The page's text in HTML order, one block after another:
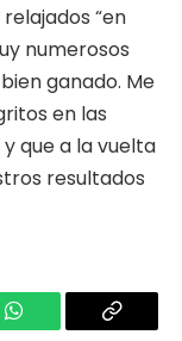
“en
numerosos
ganado. Me
en las
y que a la vuelta
resultados
WhatsApp Copy